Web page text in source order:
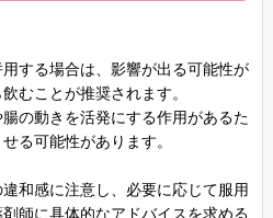
する場合は、影響が出る可能性が
むことが推奨されます。
の動きを活発にする作用があるた
る可能性があります。
和感に注意し、必要に応じて服用
師に具体的なアドバイスを求める